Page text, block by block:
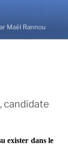
Maël Rannou
candidate
exister dans le